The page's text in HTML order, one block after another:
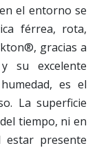
el entorno se
férrea, rota,
gracias a
su excelente
es el
La superficie
tiempo, ni en
presente